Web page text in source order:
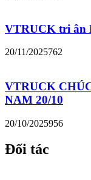
VTRUCK tri ân
20/11/2025762
VTRUCK
NAM 20/10
20/10/2025956
Đối tác